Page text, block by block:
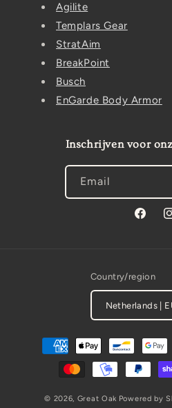
Agilite
Templars Gear
StratAim
BreakPoint
Busch
EnGarde Body Armor
Inschrijven voor
Email
Country/region
Payment
methods
© 2026, Great Oak Powered by